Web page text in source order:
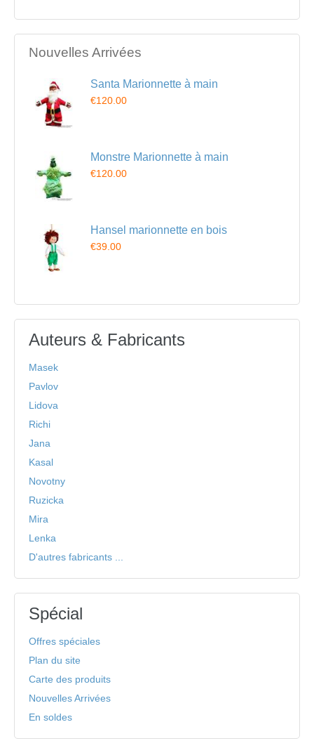
Nouvelles Arrivées
Santa Marionnette à main
€120.00
Monstre Marionnette à main
€120.00
Hansel marionnette en bois
€39.00
Auteurs & Fabricants
Masek
Pavlov
Lidova
Richi
Jana
Kasal
Novotny
Ruzicka
Mira
Lenka
D'autres fabricants ...
Spécial
Offres spéciales
Plan du site
Carte des produits
Nouvelles Arrivées
En soldes